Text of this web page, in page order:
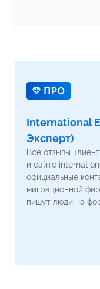
International
Эксперт)
Все отзывы
и сайте
официальные
миграционной
пишут люди на